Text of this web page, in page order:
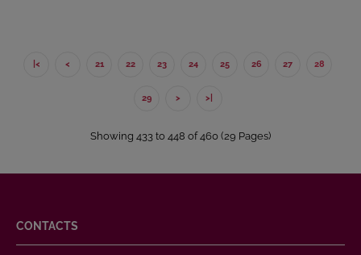
|< < 21 22 23 24 25 26 27 28
29 > >|
Showing 433 to 448 of 460 (29 Pages)
CONTACTS